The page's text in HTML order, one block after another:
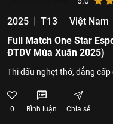
2025 T13 Việt Nam
Full Match One Star
ĐTDV Mùa Xuân 2025)
Thi đấu nghẹt thở, đẳng
0 Bình luận Chia sẻ